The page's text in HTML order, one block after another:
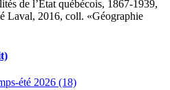
de l’État québécois, 1867-1939,
Laval, 2016, coll. «Géographie
été 2026 (18)